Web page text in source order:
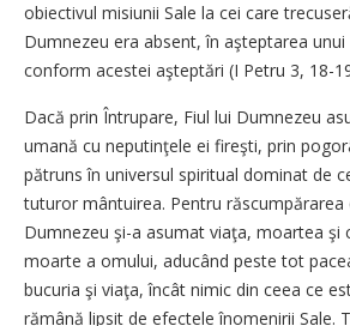
obiectivul misiunii Sale la cei care
Dumnezeu era absent, în aşteptarea
conform acestei aşteptări (I Petru 3, 18-
Dacă prin Întrupare, Fiul lui Dumnezeu
umană cu neputinţele ei fireşti, prin
pătruns în universul spiritual dominat de
tuturor mântuirea. Pentru răscumpărarea
Dumnezeu şi-a asumat viaţa, moartea şi
moarte a omului, aducând peste tot
bucuria şi viaţa, încât nimic din ceea ce
rămână lipsit de efectele înomenirii Sale.